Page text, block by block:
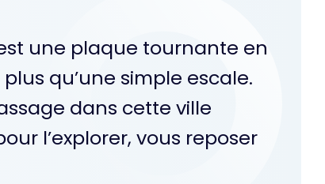
une plaque tournante en
qu’une simple escale.
dans cette ville
l’explorer, vous reposer